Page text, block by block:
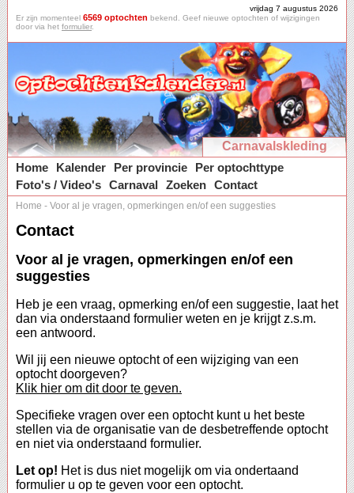
vrijdag 7 augustus 2026
Er zijn momenteel 6569 optochten bekend. Geef nieuwe optochten of wijzigingen
door via het formulier.
Carnavalskleding
Home
Kalender Per provincie
Per optochttype
Foto's / Video's Carnaval Zoeken Contact
Home - Voor al je vragen, opmerkingen en/of een suggesties
Contact
Voor al je vragen, opmerkingen en/of een
suggesties
Heb je een vraag, opmerking en/of een suggestie, laat het
dan via onderstaand formulier weten en je krijgt z.s.m.
een antwoord.
Wil jij een nieuwe optocht of een wijziging van een
optocht doorgeven?
Klik hier om dit door te geven.
Specifieke vragen over een optocht kunt u het beste
stellen via de organisatie van de desbetreffende optocht
en niet via onderstaand formulier.
Let op! Het is dus niet mogelijk om via ondertaand
formulier u op te geven voor een optocht.